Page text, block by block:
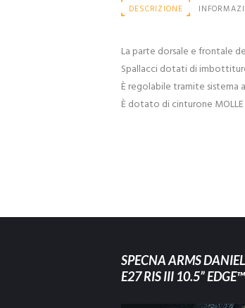
DESCRIZIONE
La parte dorsale e frontale
Spallacci dotati di
È regolabile tramite sistema
È dotato di cinturone
SPECNA ARMS
E27 RIS III 10.5”